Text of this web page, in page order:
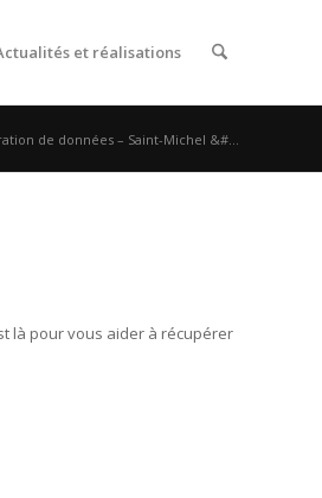
et réalisations
de données – Saint-Michel &#...
là pour vous aider à récupérer